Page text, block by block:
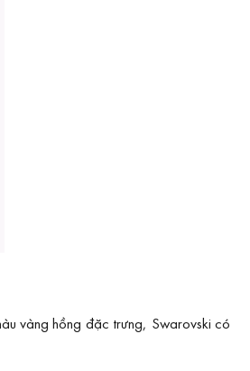
vàng hồng đặc trưng, Swarovski có